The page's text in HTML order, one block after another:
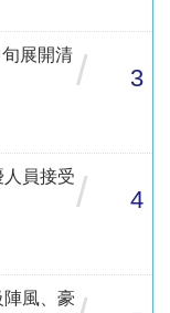
展開清 / 3
員接受/ 4
風、豪